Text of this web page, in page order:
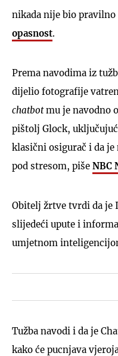
nikada nije bio
opasnost.
Prema navodima iz
dijelio fotografije
chatbotmu je navodno
pištolj Glock,
klasični osigurač i da je
pod stresom, piše NBC
Obitelj žrtve tvrdi da je
slijedeći upute i
umjetnom
Tužba navodi i da je
kako će pucnjava